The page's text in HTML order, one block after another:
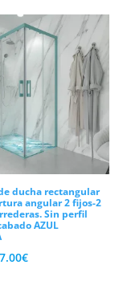
brillo al
a
de
tu
estrena
ducha rectangular
angular 2 fijos-2
Sin perfil
AZUL
€